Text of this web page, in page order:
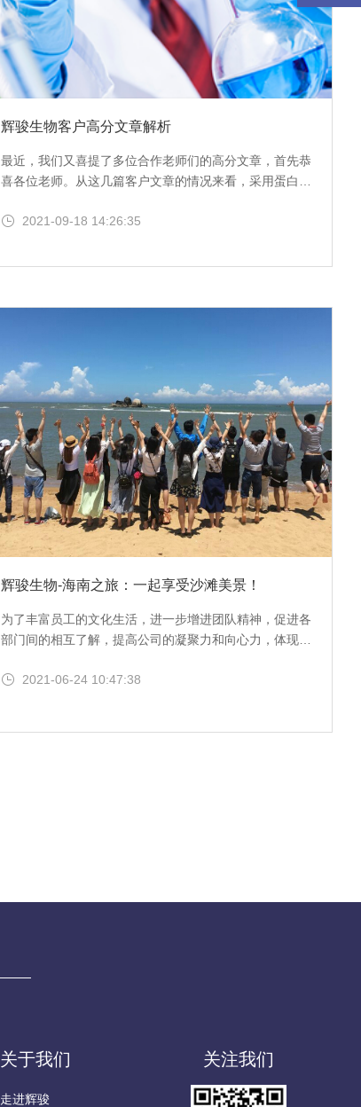
辉骏生物客户高分文章解析
最近，我们又喜提了多位合作老师们的高分文章，首先恭
喜各位老师。从这几篇客户文章的情况来看，采用蛋白
路，是提升文章点数的一种很有效的方法。
2021-09-18 14:26:35
辉骏生物-海南之旅：一起享受沙滩美景！
为了丰富员工的文化生活，进一步增进团队精神，促进各
部门间的相互了解，提高公司的凝聚力和向心力，体现公
南旅游。游览观赏海南自然与人文景观，
2021-06-24 10:47:38
关于我们
走进辉骏
关注我们